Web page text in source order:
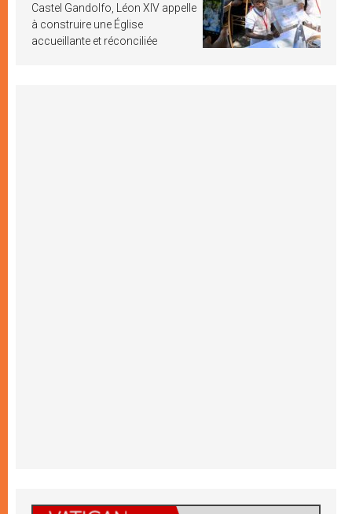
Castel Gandolfo, Léon XIV appelle
à construire une Église
accueillante et réconciliée